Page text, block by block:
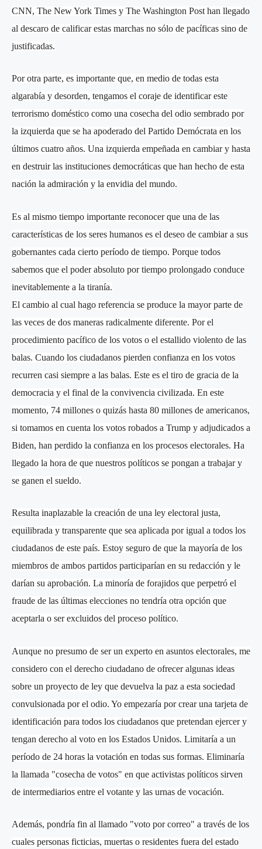
CNN, The New York Times y The Washington Post han llegado
al descaro de calificar estas marchas no sólo de pacíficas sino de
justificadas.
Por otra parte, es importante que, en medio de todas esta
algarabía y desorden, tengamos el coraje de identificar este
terrorismo doméstico como una cosecha del odio sembrado por
la izquierda que se ha apoderado del Partido Demócrata en los
últimos cuatro años. Una izquierda empeñada en cambiar y hasta
en destruir las instituciones democráticas que han hecho de esta
nación la admiración y la envidia del mundo.
Es al mismo tiempo importante reconocer que una de las
características de los seres humanos es el deseo de cambiar a sus
gobernantes cada cierto período de tiempo. Porque todos
sabemos que el poder absoluto por tiempo prolongado conduce
inevitablemente a la tiranía.
El cambio al cual hago referencia se produce la mayor parte de
las veces de dos maneras radicalmente diferente. Por el
procedimiento pacífico de los votos o el estallido violento de las
balas. Cuando los ciudadanos pierden confianza en los votos
recurren casi siempre a las balas. Este es el tiro de gracia de la
democracia y el final de la convivencia civilizada. En este
momento, 74 millones o quizás hasta 80 millones de americanos,
si tomamos en cuenta los votos robados a Trump y adjudicados a
Biden, han perdido la confianza en los procesos electorales. Ha
llegado la hora de que nuestros políticos se pongan a trabajar y
se ganen el sueldo.
Resulta inaplazable la creación de una ley electoral justa,
equilibrada y transparente que sea aplicada por igual a todos los
ciudadanos de este país. Estoy seguro de que la mayoría de los
miembros de ambos partidos participarían en su redacción y le
darían su aprobación. La minoría de forajidos que perpetró el
fraude de las últimas elecciones no tendría otra opción que
aceptarla o ser excluidos del proceso político.
Aunque no presumo de ser un experto en asuntos electorales, me
considero con el derecho ciudadano de ofrecer algunas ideas
sobre un proyecto de ley que devuelva la paz a esta sociedad
convulsionada por el odio. Yo empezaría por crear una tarjeta de
identificación para todos los ciudadanos que pretendan ejercer y
tengan derecho al voto en los Estados Unidos. Limitaría a un
período de 24 horas la votación en todas sus formas. Eliminaría
la llamada "cosecha de votos" en que activistas políticos sirven
de intermediarios entre el votante y las urnas de vocación.
Además, pondría fin al llamado "voto por correo" a través de los
cuales personas ficticias, muertas o residentes fuera del estado